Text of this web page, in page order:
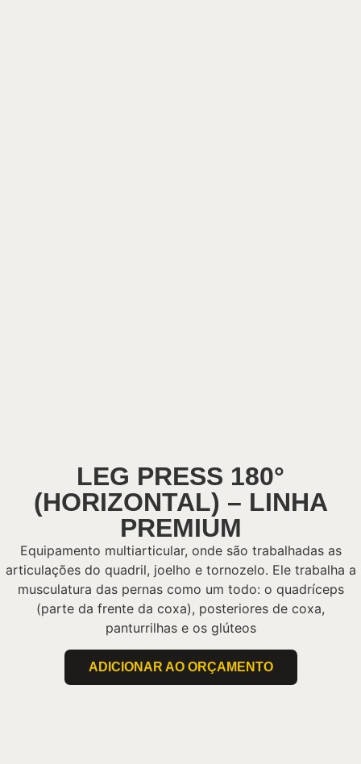
LEG PRESS 180°
(HORIZONTAL) – LINHA
PREMIUM
Equipamento multiarticular, onde são trabalhadas as
articulações do quadril, joelho e tornozelo. Ele trabalha a
musculatura das pernas como um todo: o quadríceps
(parte da frente da coxa), posteriores de coxa,
panturrilhas e os glúteos
ADICIONAR AO ORÇAMENTO